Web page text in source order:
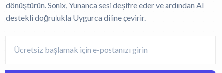
dönüştürün. Sonix, Yunanca sesi deşifre eder ve ardından AI
destekli doğrulukla Uygurca diline çevirir.